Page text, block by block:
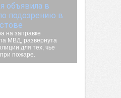
объявила в
подозрению в
на заправке
МВД, развернута
для тех, чье
пожаре.